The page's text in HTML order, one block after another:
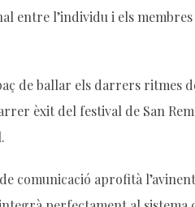
entre l’individu i els
de ballar els darrers ritmes
èxit del festival de San
comunicació aprofità